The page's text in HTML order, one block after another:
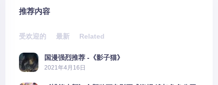
推荐内容
受欢迎的 最新 Related
国漫强烈推荐 -《影子猫》
2021年4月16日